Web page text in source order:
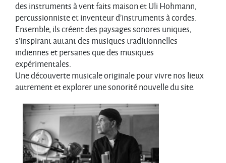
des instruments à vent faits maison et Uli Hohmann,
percussionniste et inventeur d’instruments à cordes.
Ensemble, ils créent des paysages sonores uniques,
s’inspirant autant des musiques traditionnelles
indiennes et persanes que des musiques
expérimentales.
Une découverte musicale originale pour vivre nos lieux
autrement et explorer une sonorité nouvelle du site.